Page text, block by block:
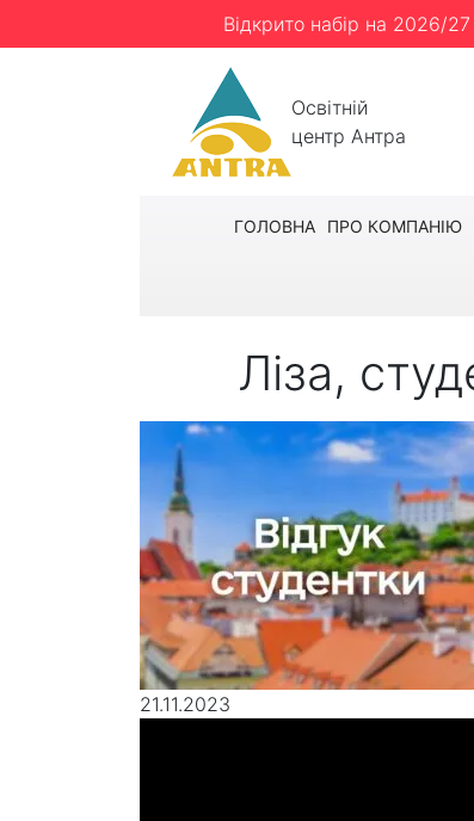
Відкрито набір на 2026/
Освітній
центр Антра
ГОЛОВНА ПРО КОМПАНІЮ
Ліза,
21.11.2023